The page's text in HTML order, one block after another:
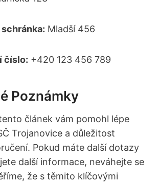
Mladší 456
číslo: +420 123 456 789
Poznámky
článek vám pomohl lépe
Trojanovice a důležitost
Pokud máte další dotazy
další informace, neváhejte se
že s těmito klíčovými